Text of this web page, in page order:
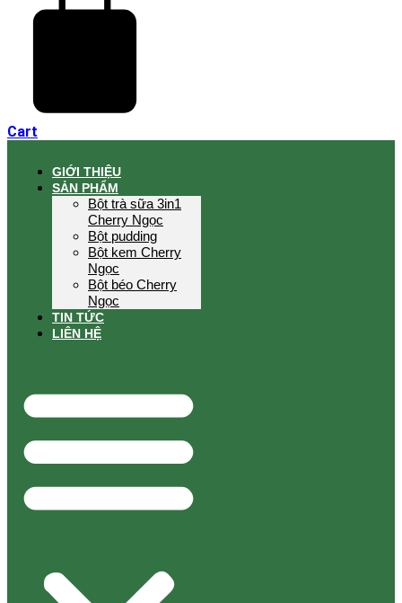
Cart
GIỚI THIỆU
SẢN PHẨM
Bột trà sữa 3in1
Cherry Ngọc
Bột pudding
Bột kem Cherry
Ngọc
Bột béo Cherry
Ngọc
TIN TỨC
LIÊN HỆ